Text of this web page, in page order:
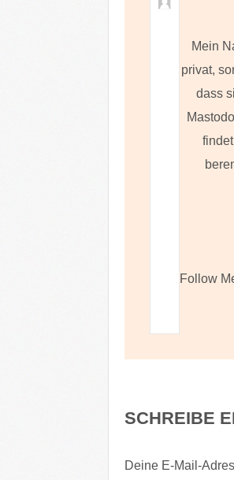
Mein
privat,
dass
Follow
SCHREIBE
Deine E-Mail-